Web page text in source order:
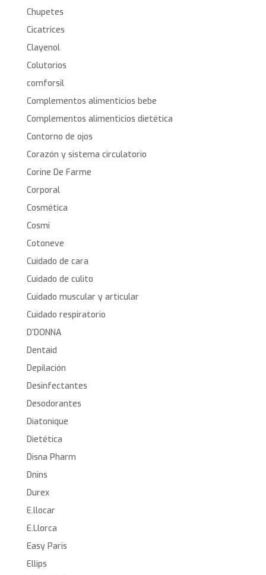
Chupetes
Cicatrices
Clayenol
Colutorios
comforsil
Complementos alimenticios bebe
Complementos alimenticios dietética
Contorno de ojos
Corazón y sistema circulatorio
Corine De Farme
Corporal
Cosmética
Cosmi
Cotoneve
Cuidado de cara
Cuidado de culito
Cuidado muscular y articular
Cuidado respiratorio
D’DONNA
Dentaid
Depilación
Desinfectantes
Desodorantes
Diatonique
Dietética
Disna Pharm
Dnins
Durex
E.llocar
E.Llorca
Easy Paris
Ellips